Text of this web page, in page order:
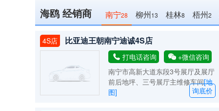
海鸥 经销商 南宁28 柳州13 桂林8 梧州2
4S店 比亚迪王朝南宁迪诚4S店
打电话咨询
+微信咨询
南宁市高新大道东段3号展厅及展厅
前后地坪、三号展厅主维修车间[地
图]
询底价